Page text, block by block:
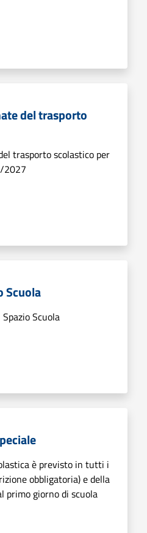
del trasporto
trasporto scolastico per
2027
Scuola
Scuola
è previsto in tutti i
obbligatoria) e della
primo giorno di scuola